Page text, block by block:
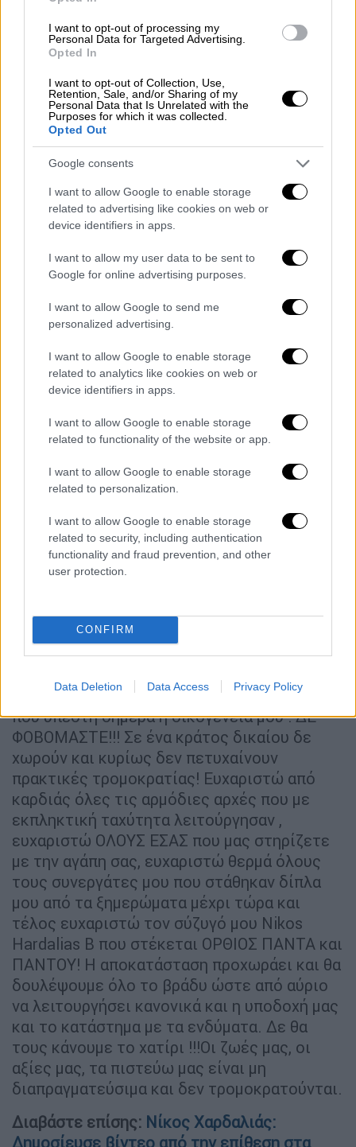
I want to opt-out of processing my
Personal Data for Targeted Advertising.
Opted In
I want to opt-out of Collection, Use,
Retention, Sale, and/or Sharing of my
Personal Data that Is Unrelated with the
Purposes for which it was collected.
Opted Out
Google consents
I want to allow Google to enable storage
related to advertising like cookies on web or
device identifiers in apps.
I want to allow my user data to be sent to
Google for online advertising purposes.
I want to allow Google to send me
personalized advertising.
I want to allow Google to enable storage
related to analytics like cookies on web or
device identifiers in apps.
I want to allow Google to enable storage
related to functionality of the website or app.
I want to allow Google to enable storage
related to personalization.
I want to allow Google to enable storage
related to security, including authentication
functionality and fraud prevention, and other
user protection.
CONFIRM
Data Deletion Data Access Privacy Policy
εσείς κρυμμένοι στο σκοτάδι και μέσα στις
κουκούλες σας και στα τυφλά σας
εγκληματικά σύνδρομα δεν θα διστάζετε να
τις θυσιάσετε. Θα σας ξετρυπώσουμε από τα
λαγούμια σας, δεν σας φοβόμαστε...».
H σύζυγός του Νίκου Χαρδαλιά, σε χθεσινή
της ανάρτηση στο facebook, ανέφερε:
Φίλες και φίλοι μου μετά την εμπρηστική
επίθεση που δέχτηκε η Point of You σήμερα,
θα ήθελα και από εδώ να εκφράσω τη μόνη
την καταστροφή υλική και συναισθηματική,
που υπέστη σήμερα η οικογένειά μου : ΔΕ
ΦΟΒΟΜΑΣΤΕ!!! Σε ένα κράτος δικαίου δε
χωρούν και κυρίως δεν πετυχαίνουν
πρακτικές τρομοκρατίας! Ευχαριστώ από
καρδιάς όλες τις αρμόδιες αρχές που με
εκπληκτική ταχύτητα λειτούργησαν ,
ευχαριστώ ΟΛΟΥΣ ΕΣΑΣ που μας στηρίζετε
με την αγάπη σας, ευχαριστώ θερμά όλους
τους συνεργάτες μου που στάθηκαν δίπλα
μου από τα ξημερώματα μέχρι τώρα και
τέλος ευχαριστώ τον σύζυγό μου Nikos
Hardalias B που στέκεται ΟΡΘΙΟΣ ΠΑΝΤΑ και
ΠΑΝΤΟΥ! Η αποκατάσταση προχωράει και θα
δουλέψουμε όλο το βράδυ ώστε από αύριο
να λειτουργήσει κανονικά και η υποδοχή μας
και το κατάστημα με τα ενδύματα. Δε θα
τους κάνουμε το χατίρι !!!Οι ζωές μας, οι
αξίες μας, τα πιστεύω μας είναι μη
διαπραγματεύσιμα και δεν τρομοκρατούνται.
Διαβάστε επίσης: Νίκος Χαρδαλιάς:
Δημοσίευσε βίντεο από την επίθεση στα